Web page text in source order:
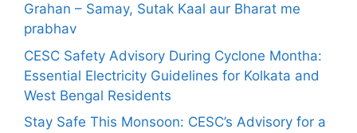
Grahan – Samay, Sutak Kaal aur Bharat me
prabhav
CESC Safety Advisory During Cyclone Montha:
Essential Electricity Guidelines for Kolkata and
West Bengal Residents
Stay Safe This Monsoon: CESC’s Advisory for a